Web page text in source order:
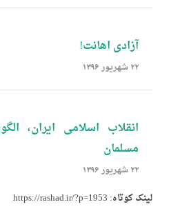
آزادی اهانت!
۲۲ شهریور ۱۳۹۶
انقلاب اسلامی ایران،
مسلمان
۲۲ شهریور ۱۳۹۶
لینک کوتاه: https://rashad.ir/?p=1953